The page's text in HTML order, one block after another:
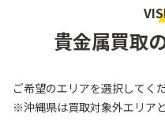
貴金属買取
ご希望のエリアを選択してくだ
※沖縄県は買取対象外エリアと